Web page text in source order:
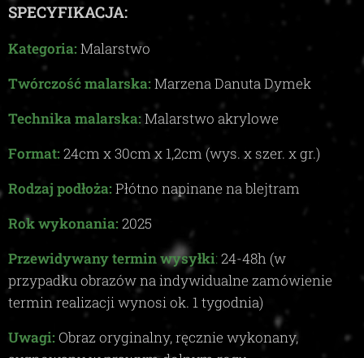
SPECYFIKACJA:
Kategoria: Malarstwo
Twórczość malarska: Marzena Danuta Dymek
Technika malarska:Malarstwo akrylowe
Format: 24cm x 30cm x1,2cm (wys. x szer. x gr.)
Rodzaj podłoża: Płótno napinane na blejtram
Rok wykonania: 2025
Przewidywany termin wysyłki:24-48h (w
przypadku obrazów na indywidualne zamówienie
termin realizacji wynosi ok. 1tygodnia)
Uwagi: Obraz oryginalny, ręcznie wykonany,